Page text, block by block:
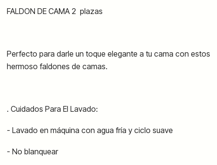
FALDON DE CAMA 2 plazas
Perfecto para darle un toque elegante a tu cama con estos
hermoso faldones de camas.
. Cuidados Para El Lavado:
- Lavado en máquina con agua fría y ciclo suave
- No blanquear